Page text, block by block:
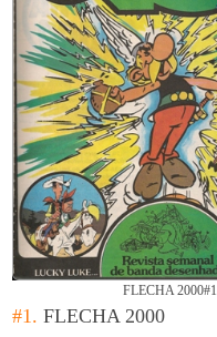
FLECHA 2000#1
#1.FLECHA 2000